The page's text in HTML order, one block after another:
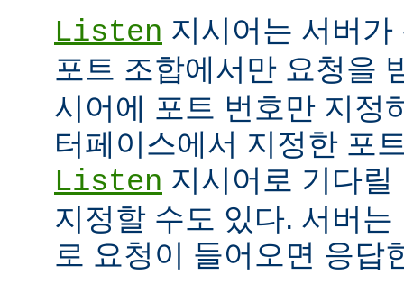
Listen 지시어는 서버
포트 조합에서만 요청을
시어에 포트 번호만 지정
터페이스에서 지정한 포
Listen 지시어로 기다
지정할 수도 있다. 서버
로 요청이 들어오면 응답